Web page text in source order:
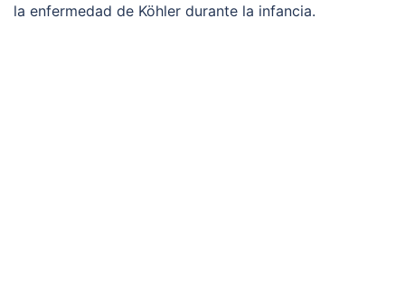
la enfermedad de Köhler durante la infancia.